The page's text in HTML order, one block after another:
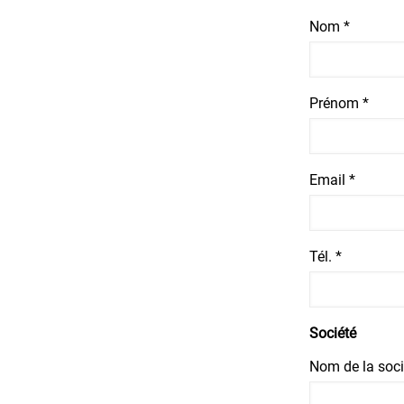
Nom *
Prénom *
Email *
Tél. *
Société
Nom de la